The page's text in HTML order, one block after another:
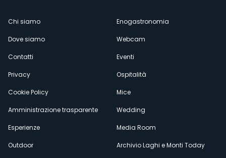
Menù
secondario
Chi siamo
Dove siamo
Contatti
Privacy
Cookie Policy
Amministrazione trasparente
Esperienze
Outdoor
Enogastronomia
Webcam
Eventi
Ospitalità
Mice
Wedding
Media Room
Archivio Laghi e Monti Today